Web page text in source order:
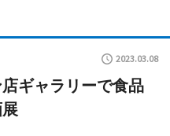
2023.03.08
ギャラリーで食品